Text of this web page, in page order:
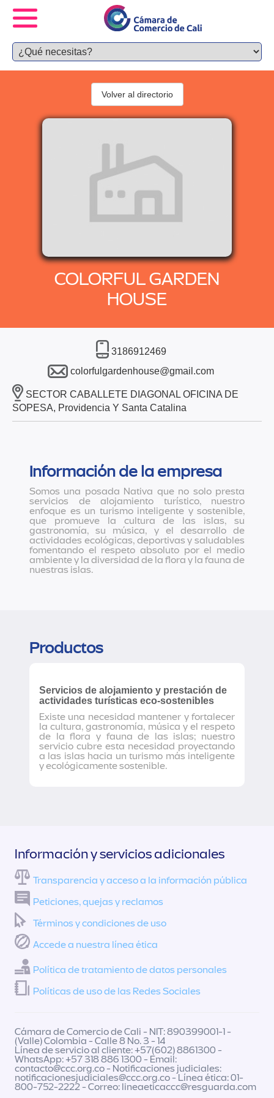
COLORFUL GARDEN
HOUSE
Volver al directorio
3186912469
colorfulgardenhouse@gmail.com
SECTOR CABALLETE DIAGONAL OFICINA DE
SOPESA, Providencia Y Santa Catalina
Información de la empresa
Somos una posada Nativa que no solo presta
servicios de alojamiento turístico, nuestro
enfoque es un turismo inteligente y sostenible,
que promueve la cultura de las islas, su
gastronomía, su música, y el desarrollo de
actividades ecológicas, deportivas y saludables
fomentando el respeto absoluto por el medio
ambiente y la diversidad de la flora y la fauna de
nuestras islas.
Productos
Servicios de alojamiento y prestación de
actividades turísticas eco-sostenibles
Existe una necesidad mantener y fortalecer
la cultura, gastronomía, música y el respeto
de la flora y fauna de las islas; nuestro
servicio cubre esta necesidad proyectando
a las islas hacia un turismo más inteligente
y ecológicamente sostenible.
Información y servicios adicionales
Transparencia y acceso a la información pública
Peticiones, quejas y reclamos
Términos y condiciones de uso
Accede a nuestra línea ética
Política de tratamiento de datos personales
Políticas de uso de las Redes Sociales
Cámara de Comercio de Cali - NIT: 890399001-1 -
(Valle) Colombia - Calle 8 No. 3 - 14
Línea de servicio al cliente: +57(602) 8861300 -
WhatsApp: +57 318 886 1300 - Email:
contacto@ccc.org.co- Notificaciones judiciales:
notificacionesjudiciales@ccc.org.co- Línea ética: 01-
800-752-2222 - Correo: lineaeticaccc@resguarda.com